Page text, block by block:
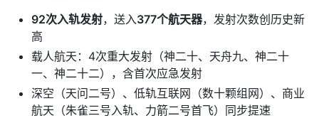
92次入轨发射，送入377个航天器，发射次数创历史新
高
载人航天：4次重大发射（神二十、天舟九、神二十
一、神二十二），含首次应急发射
深空（天问二号）、低轨互联网（数十颗组网）、商业
航天（朱雀三号入轨、力箭二号首飞）同步提速